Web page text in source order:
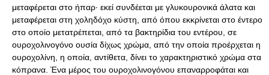
μεταφέρεται στο ήπαρ· εκεί συνδέεται με γλυκουρονικά άλατα και
μεταφέρεται στη χοληδόχο κύστη, από όπου εκκρίνεται στο έντερο
στο οποίο μετατρέπεται, από τα βακτηρίδια του εντέρου, σε
ουροχολινογόνο ουσία δίχως χρώμα, από την οποία προέρχεται η
ουροχολίνη, η οποία, αντίθετα, δίνει το χαρακτηριστικό χρώμα στα
κόπρανα. Ένα μέρος του ουροχολινογόνου επαναρροφάται και